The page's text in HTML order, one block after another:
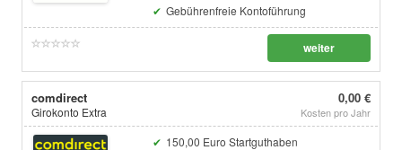
Gebührenfreie Kontoführung
weiter
comdirect
Girokonto Extra
0,00 €
Kosten pro Jahr
150,00 Euro Startguthaben